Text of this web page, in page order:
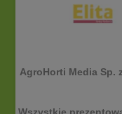
AgroHorti Media Sp.